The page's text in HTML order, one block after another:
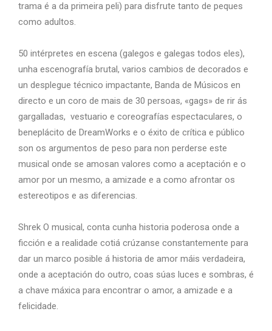
trama é a da primeira peli) para disfrute tanto de peques
como adultos.
50 intérpretes en escena (galegos e galegas todos eles),
unha escenografía brutal, varios cambios de decorados e
un desplegue técnico impactante, Banda de Músicos en
directo e un coro de mais de 30 persoas, «gags» de rir ás
gargalladas, vestuario e coreografías espectaculares, o
beneplácito de DreamWorks e o éxito de crítica e público
son os argumentos de peso para non perderse este
musical onde se amosan valores como a aceptación e o
amor por un mesmo, a amizade e a como afrontar os
estereotipos e as diferencias.
Shrek O musical, conta cunha historia poderosa onde a
ficción e a realidade cotiá crúzanse constantemente para
dar un marco posible á historia de amor máis verdadeira,
onde a aceptación do outro, coas súas luces e sombras, é
a chave máxica para encontrar o amor, a amizade e a
felicidade.